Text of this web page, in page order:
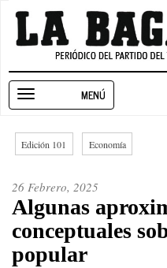
Pasar
contenido
navigation
Edición 101 Economía
26 Febrero, 2025
Algunas
conceptuales
popular